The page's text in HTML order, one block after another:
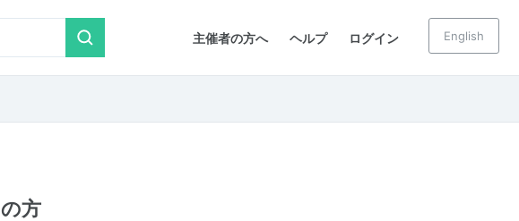
主催者の方へ ヘルプ ログイン English
方